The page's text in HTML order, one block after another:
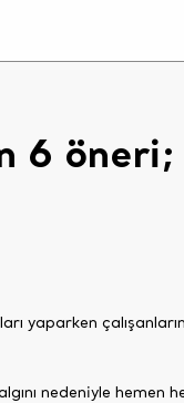
6 öneri;
yaparken
nedeniyle